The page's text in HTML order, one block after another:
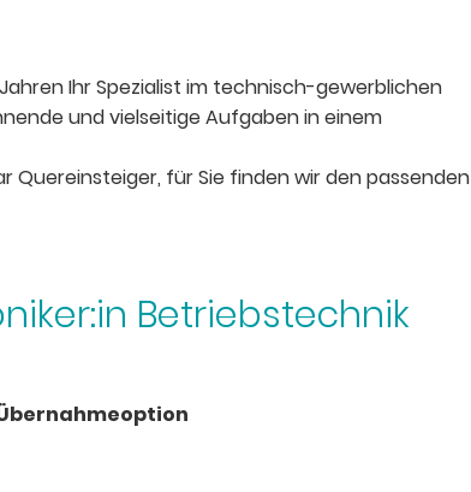
Ihr Spezialist im technisch-gewerblichen
und vielseitige Aufgaben in einem
für Sie finden wir den passenden
Betriebstechnik